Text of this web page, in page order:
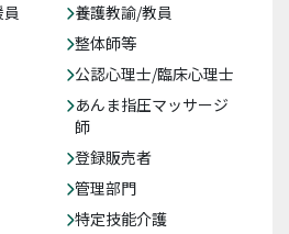
養護教諭/教員
整体師等
公認心理士/臨床心理士
あんま指圧マッサージ
師
登録販売者
管理部門
特定技能介護